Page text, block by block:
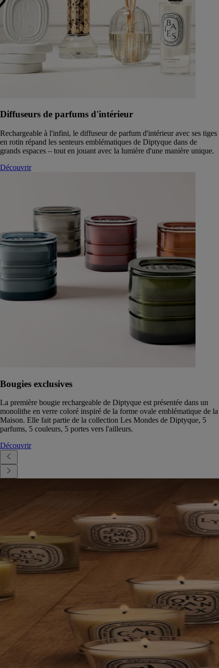
Diffuseurs de parfums d'intérieur
Rechargeable à l'infini, le diffuseur de parfum d'intérieur avec ses tiges
en rotin répand les senteurs emblématiques de Diptyque dans de
grands espaces – tout en jouant avec la lumière d'une manière unique.
Découvrir
Bougies exclusives
La première bougie rechargeable de Diptyque est présentée dans un
monolithe en verre coloré inspiré de la forme ovale emblématique de la
Maison. Elle fait partie de la collection Les Mondes de Diptyque, 5
parfums, 5 couleurs, 5 portes vers l'ailleurs.
Découvrir